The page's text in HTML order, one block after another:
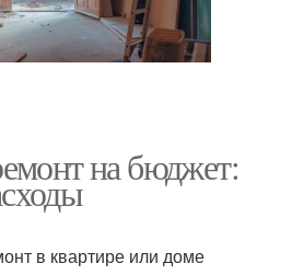
на бюджет:
в квартире или доме